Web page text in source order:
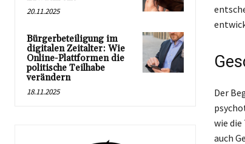
20.11.2025
Bürgerbeteiligung im
digitalen Zeitalter: Wie
Online-Plattformen die
politische Teilhabe
verändern
18.11.2025
Der
wie
auch